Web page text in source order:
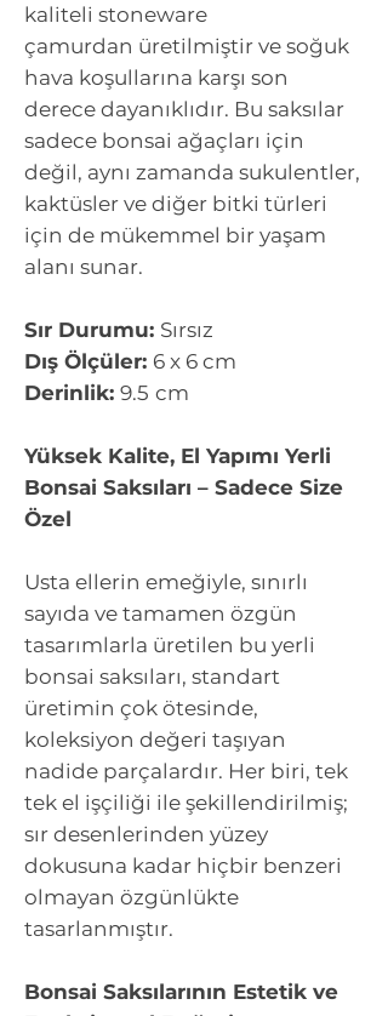
kaliteli stoneware
çamurdan üretilmiştir ve soğuk
hava koşullarına karşı son
derece dayanıklıdır. Bu saksılar
sadece bonsai ağaçları için
değil, aynı zamanda sukulentler,
kaktüsler ve diğer bitki türleri
için de mükemmel bir yaşam
alanı sunar.
Sır Durumu: Sırsız
Dış Ölçüler: 6 x 6 cm
Derinlik: 9.5 cm
Yüksek Kalite, El Yapımı Yerli
Bonsai Saksıları – Sadece Size
Özel
Usta ellerin emeğiyle, sınırlı
sayıda ve tamamen özgün
tasarımlarla üretilen bu yerli
bonsai saksıları, standart
üretimin çok ötesinde,
koleksiyon değeri taşıyan
nadide parçalardır. Her biri, tek
tek el işçiliği ile şekillendirilmiş;
sır desenlerinden yüzey
dokusuna kadar hiçbir benzeri
olmayan özgünlükte
tasarlanmıştır.
Bonsai Saksılarının Estetik ve